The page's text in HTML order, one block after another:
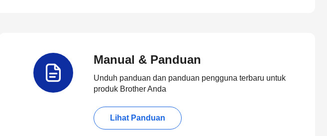
Manual & Panduan
Unduh panduan dan panduan pengguna terbaru untuk
produk Brother Anda
Lihat Panduan